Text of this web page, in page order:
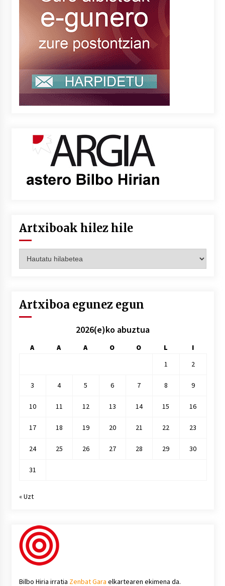
Artxiboak hilez hile
hilez
Artxiboa egunez egun
2026(e)ko abuztua
A A A O O L
I
1
2
3 4 5 6 7 8 9
10 11 12 13 14 15 16
17 18 19 20 21 22 23
24 25 26 27 28 29 30
31
« Uzt
Bilbo Hiria irratia Zenbat Gara elkartearen ekimena da.